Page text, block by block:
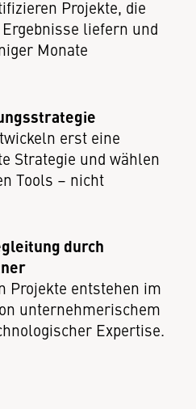
Projekte, die
liefern und
Monate
erst eine
Strategie und wählen
Tools – nicht
durch
Projekte entstehen im
unternehmerischem
Expertise.